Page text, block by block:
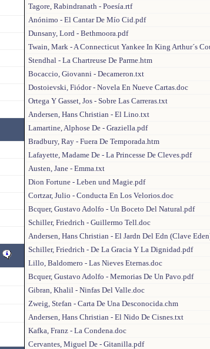
Tagore, Rabindranath - Poesía.rtf
Anónimo - El Cantar De Mío Cid.pdf
Dunsany, Lord - Bethmoora.pdf
Twain, Mark - A Connecticut Yankee In King Arthur´s
Stendhal - La Chartreuse De Parme.htm
Bocaccio, Giovanni - Decameron.txt
Dostoievski, Fiódor - Novela En Nueve Cartas.doc
Ortega Y Gasset, Jos - Sobre Las Carreras.txt
Andersen, Hans Christian - El Lino.txt
Lamartine, Alphose De - Graziella.pdf
Bradbury, Ray - Fuera De Temporada.htm
Lafayette, Madame De - La Princesse De Cleves.pdf
Austen, Jane - Emma.txt
Dion Fortune - Leben und Magie.pdf
Cortzar, Julio - Conducta En Los Velorios.doc
Bcquer, Gustavo Adolfo - Un Boceto Del Natural.pdf
Schiller, Friedrich - Guillermo Tell.doc
Andersen, Hans Christian - El Jardn Del Edn (Clave
Schiller, Friedrich - De La Gracia Y La Dignidad.pdf
Lillo, Baldomero - Las Nieves Eternas.doc
Bcquer, Gustavo Adolfo - Memorias De Un Pavo.pdf
Gibran, Khalil - Ninfas Del Valle.doc
Zweig, Stefan - Carta De Una Desconocida.chm
Andersen, Hans Christian - El Nido De Cisnes.txt
Kafka, Franz - La Condena.doc
Cervantes, Miguel De - Gitanilla.pdf